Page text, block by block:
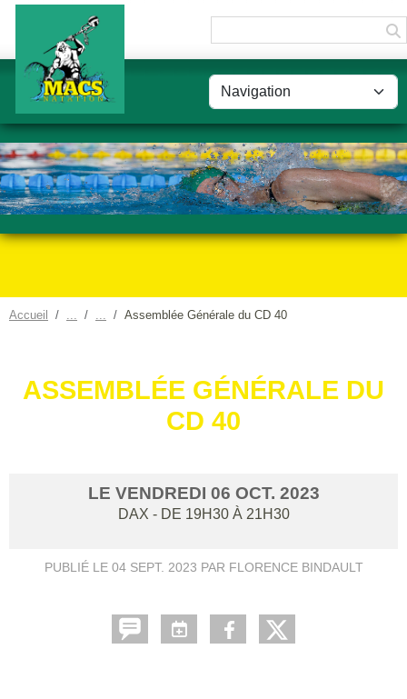
Accueil Assemblée Générale du CD 40
ASSEMBLÉE GÉNÉRALE DU
CD 40
LE VENDREDI 06 OCT. 2023
DAX - DE 19H30 À 21H30
PUBLIÉ LE 04 SEPT. 2023 PAR FLORENCE BINDAULT